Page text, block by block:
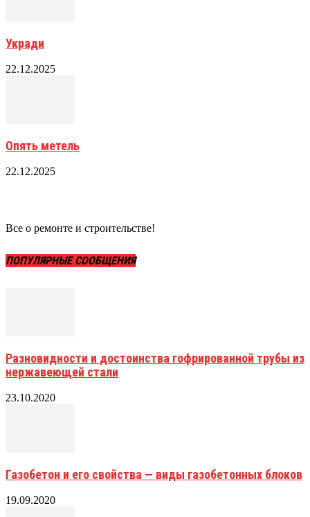
Укради
22.12.2025
Опять метель
22.12.2025
Все о ремонте и строительстве!
ПОПУЛЯРНЫЕ СООБЩЕНИЯ
Разновидности и достоинства гофрированной трубы из
нержавеющей стали
23.10.2020
Газобетон и его свойства — виды газобетонных блоков
19.09.2020